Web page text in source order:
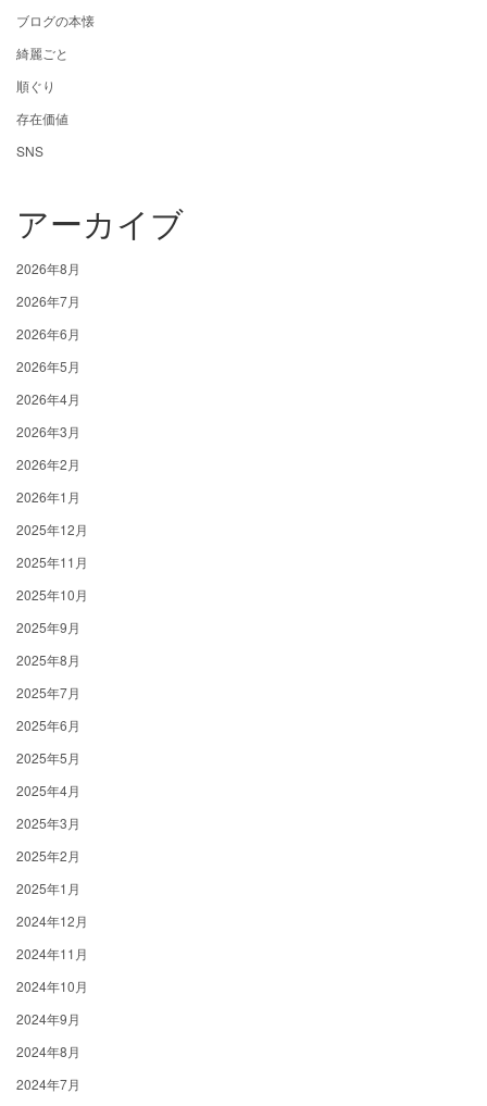
ブログの本懐
綺麗ごと
順ぐり
存在価値
SNS
アーカイブ
2026年8月
2026年7月
2026年6月
2026年5月
2026年4月
2026年3月
2026年2月
2026年1月
2025年12月
2025年11月
2025年10月
2025年9月
2025年8月
2025年7月
2025年6月
2025年5月
2025年4月
2025年3月
2025年2月
2025年1月
2024年12月
2024年11月
2024年10月
2024年9月
2024年8月
2024年7月